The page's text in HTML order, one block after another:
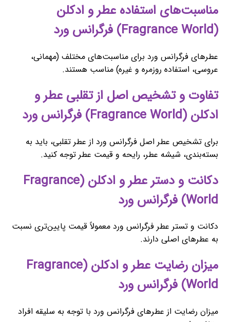
مناسبت‌های استفاده عطر و ادکلن
(Fragrance World) فرگرانس ورد
عطرهای فرگرانس ورد برای مناسبت‌های مختلف (مهمانی،
عروسی، استفاده روزمره و غیره) مناسب هستند.
تفاوت و تشخیص اصل از تقلبی عطر و
ادکلن (Fragrance World) فرگرانس ورد
برای تشخیص عطر اصل فرگرانس ورد از عطر تقلبی، باید به
بسته‌بندی، شیشه عطر، رایحه و قیمت عطر توجه کنید.
دکانت و دستر عطر و ادکلن (Fragrance
World) فرگرانس ورد
دکانت و تستر عطر فرگرانس ورد معمولاً قیمت پایین‌تری نسبت
به عطرهای اصلی دارند.
میزان رضایت عطر و ادکلن (Fragrance
World) فرگرانس ورد
میزان رضایت از عطرهای فرگرانس ورد با توجه به سلیقه افراد